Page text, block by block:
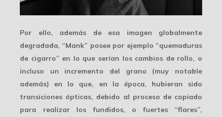
Por ello, además de esa imagen globalmente
degradada, “Mank” posee por ejemplo “quemaduras
de cigarro” en lo que serían los cambios de rollo, o
incluso un incremento del grano (muy notable
además) en lo que, en la época, hubieran sido
transiciones ópticas, debido al proceso de copiado
para realizar los fundidos, o fuertes “flares”,